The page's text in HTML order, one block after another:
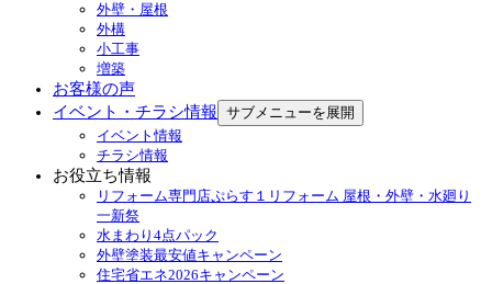
外壁・屋根
外構
小工事
増築
お客様の声
イベント・チラシ情報 サブメニューを展開
イベント情報
チラシ情報
お役立ち情報
リフォーム専門店ぷらす１リフォーム 屋根・外壁・水廻り
一新祭
水まわり4点パック
外壁塗装最安値キャンペーン
住宅省エネ2026キャンペーン